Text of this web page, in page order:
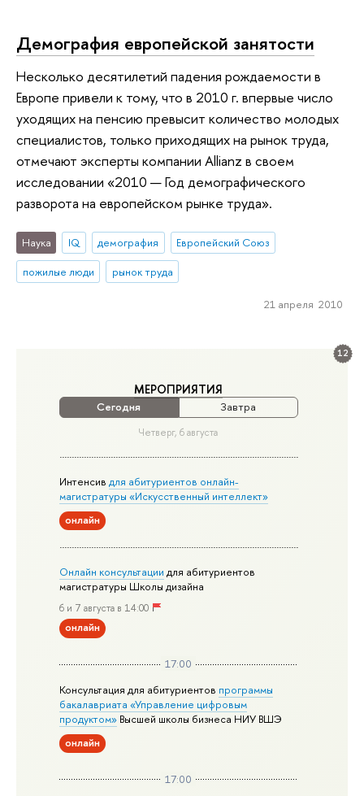
12
МЕРОПРИЯТИЯ
Сегодня Завтра
Четверг, 6 августа
Интенсив для абитуриентов онлайн-
магистратуры «Искусственный интеллект»
онлайн
Онлайн консультации для абитуриентов
магистратуры Школы дизайна
6 и 7 августа в 14:00
онлайн
17:00
Консультация для абитуриентов программы
бакалавриата «Управление цифровым
продуктом» Высшей школы бизнеса НИУ ВШЭ
онлайн
17:00
Демография европейской занятости
Несколько десятилетий падения рождаемости в
Европе привели к тому, что в 2010 г. впервые число
уходящих на пенсию превысит количество молодых
специалистов, только приходящих на рынок труда,
отмечают эксперты компании Allianz в своем
исследовании «2010 — Год демографического
разворота на европейском рынке труда».
Наука IQ демография
Европейский Союз
пожилые люди
рынок труда
21 апреля 2010